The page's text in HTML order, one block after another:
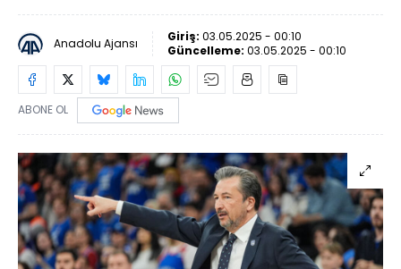
Anadolu Ajansı Giriş: 03.05.2025 - 00:10
Güncelleme: 03.05.2025 - 00:10
ABONE OL